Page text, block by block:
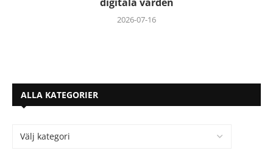
2026-07-16
ALLA KATEGORIER